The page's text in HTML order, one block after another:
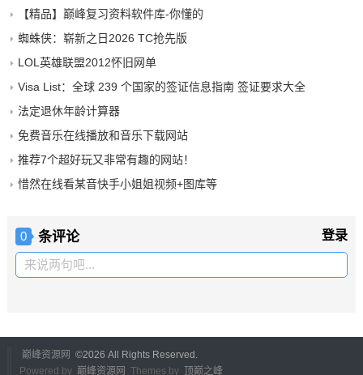
【精品】巅峰复习资料软件库-你懂的
蜘蛛侠：崭新之日2026 TC抢先版
LOL英雄联盟2012怀旧网单
Visa List：全球 239 个国家的签证信息指南 签证要求大全
法定退休年龄计算器
免费音乐在线播放和音乐下载网站
推荐7个超好玩又非常有趣的网站！
惜然在线看某音快手小姐姐视频+图库等
0 条评论 登录
来说两句吧...
巅峰资源网 ©2026 All Rights Reserved.
Powered by 巅峰资源网 Themes by 顶巅之峰